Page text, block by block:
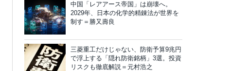
中国「レアアース帝国」は崩壊へ。
2029年、日本の化学的精錬法が世界を
制す＝勝又壽良
三菱重工だけじゃない、防衛予算9兆円
で浮上する「隠れ防衛銘柄」3選。投資
リスクも徹底解説＝元村浩之